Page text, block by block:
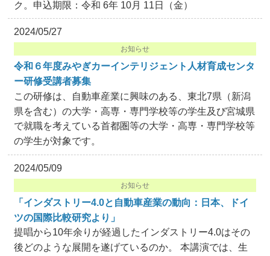
ク。申込期限：令和 6年 10月 11日（金）
2024/05/27
お知らせ
令和６年度みやぎカーインテリジェント人材育成センタ
ー研修受講者募集
この研修は、自動車産業に興味のある、東北7県（新潟
県を含む）の大学・高専・専門学校等の学生及び宮城県
で就職を考えている首都圏等の大学・高専・専門学校等
の学生が対象です。
2024/05/09
お知らせ
「インダストリー4.0と自動車産業の動向：日本、ドイ
ツの国際比較研究より」
提唱から10年余りが経過したインダストリー4.0はその
後どのような展開を遂げているのか。 本講演では、生